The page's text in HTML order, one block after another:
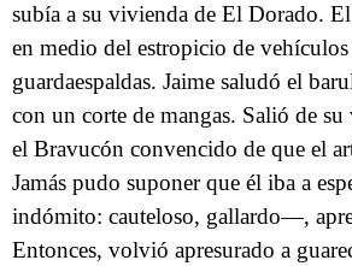
subía a su vivienda de El Dorado.
en medio del estropicio de
guardaespaldas. Jaime saludó el
con un corte de mangas. Salió de
el Bravucón convencido de que el
Jamás pudo suponer que él iba a
indómito: cauteloso, gallardo—,
Entonces, volvió apresurado a